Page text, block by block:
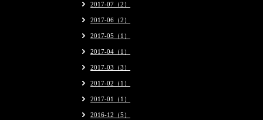
2017-07（2）
2017-06（2）
2017-05（1）
2017-04（1）
2017-03（3）
2017-02（1）
2017-01（1）
2016-12（5）